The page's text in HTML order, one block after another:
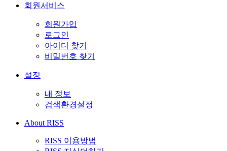
회원서비스
회원가입
로그인
아이디 찾기
비밀번호 찾기
설정
내 정보
검색환경설정
About RISS
RISS 이용방법